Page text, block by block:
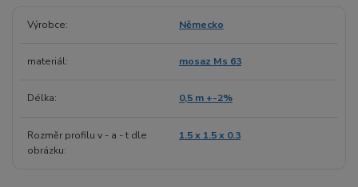
Výrobce Německo
materiál mosaz Ms 63
Délka 0,5 m +-2%
Rozměr profilu v - a - t dle
obrázku
1.5 x 1.5 x 0.3